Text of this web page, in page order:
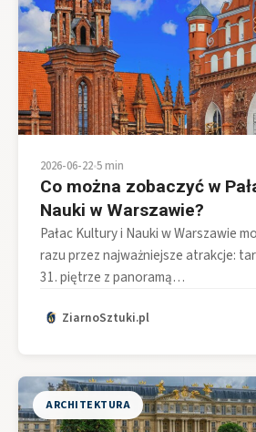
2026-06-22•5 min
Co można zobaczyć w
Nauki w Warszawie?
Pałac Kultury i Nauki w Warszawie
razu przez najważniejsze atrakcje:
31. piętrze z panoramą…
ZiarnoSztuki.pl
ARCHITEKTURA